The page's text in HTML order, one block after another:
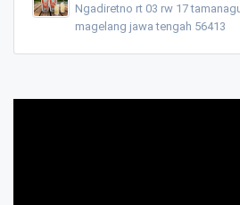
Ngadiretno rt 03 rw 17
magelang jawa tengah 56413